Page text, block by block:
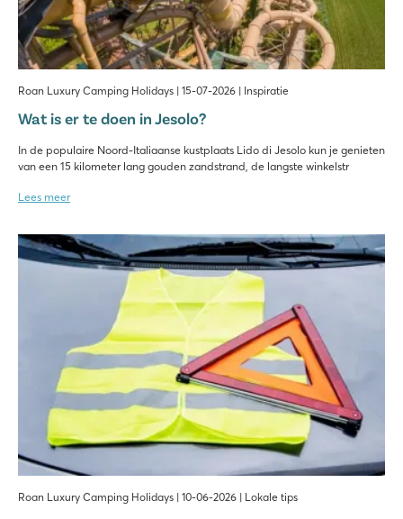
Roan Luxury Camping Holidays | 15-07-2026 | Inspiratie
Wat is er te doen in Jesolo?
In de populaire Noord-Italiaanse kustplaats Lido di Jesolo kun je genieten
van een 15 kilometer lang gouden zandstrand, de langste winkelstr
Lees meer
Roan Luxury Camping Holidays | 10-06-2026 | Lokale tips